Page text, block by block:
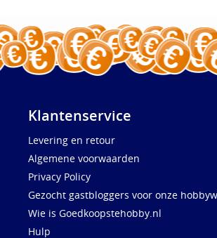
Klantenservice
Levering en retour
Algemene voorwaarden
Privacy Policy
Gezocht gastbloggers voor onze
Wie is Goedkoopstehobby.nl
Hulp